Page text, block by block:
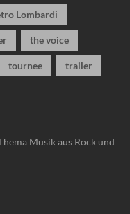
Lombardi
the voice
tournee trailer
Musik aus Rock und